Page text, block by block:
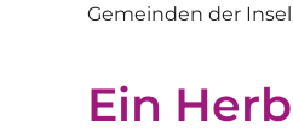
Gemeinden der
Ein